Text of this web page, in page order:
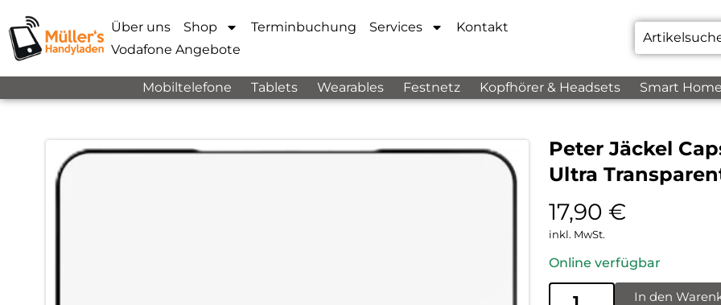
Über uns Shop Terminbuchung Services
Kontakt
Vodafone Angebote
Mobiltelefone Tablets Wearables Festnetz Kopfhörer & Headsets Smart
Peter Jäckel
Ultra
17,90 €
inkl. MwSt.
Online verfügbar
In den